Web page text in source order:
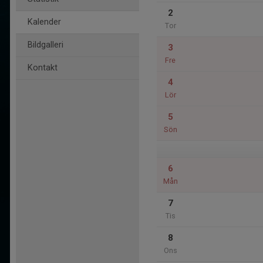
Kalender
Bildgalleri
Kontakt
2
Tor
3
Fre
4
Lör
5
Sön
6
Mån
7
Tis
8
Ons